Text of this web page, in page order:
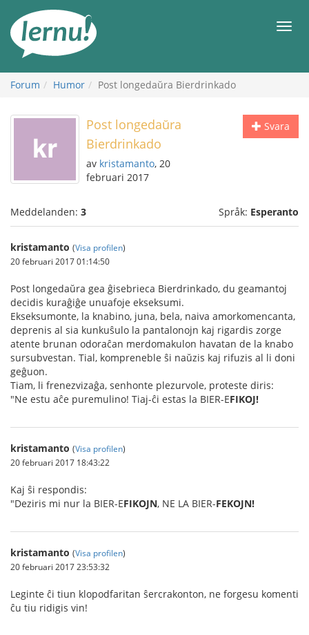
sidans
innehåll
Meny
Forum Humor Post longedaŭra Bierdrinkado
Svara
Post longedaŭra
Bierdrinkado
av kristamanto, 20
februari 2017
Meddelanden: 3 Språk: Esperanto
kristamanto (Visa profilen)
20 februari 2017 01:14:50
Post longedaŭra gea ĝisebrieca Bierdrinkado, du geamantoj
decidis kuraĝiĝe unuafoje ekseksumi.
Ekseksumonte, la knabino, juna, bela, naiva amorkomencanta,
deprenis al sia kunkuŝulo la pantalonojn kaj rigardis zorge
atente brunan odoraĉan merdomakulon havatan de la knabo
sursubvestan. Tial, kompreneble ŝi naŭzis kaj rifuzis al li doni
geĝuon.
Tiam, li frenezvizaĝa, senhonte plezurvole, proteste diris:
"Ne estu aĉe puremulino! Tiaj-ĉi estas la BIER-EFIKOJ!
kristamanto (Visa profilen)
20 februari 2017 18:43:22
Kaj ŝi respondis:
"Deziris mi nur la BIER-EFIKOJN, NE LA BIER-FEKOJN!
kristamanto (Visa profilen)
20 februari 2017 23:53:32
Leginte ĉi tiun klopodfaritan ŝercrakonton, ne forgesu komenti
ĉu tiu ridigis vin!